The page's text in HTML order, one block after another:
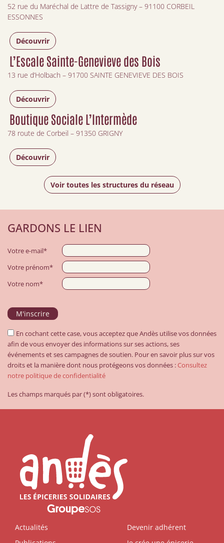
52 rue du Maréchal de Lattre de Tassigny – 91100 CORBEIL
ESSONNES
Découvrir
L’Escale Sainte-Genevieve des Bois
13 rue d’Holbach – 91700 SAINTE GENEVIEVE DES BOIS
Découvrir
Boutique Sociale L’Intermède
78 route de Corbeil – 91350 GRIGNY
Découvrir
Voir toutes les structures du réseau
GARDONS LE LIEN
Votre e-mail*
Votre prénom*
Votre nom*
En cochant cette case, vous acceptez que Andès utilise vos données
afin de vous envoyer des informations sur ses actions, ses
événements et ses campagnes de soutien. Pour en savoir plus sur vos
droits et la manière dont nous protégeons vos données :Consultez
notre politique de confidentialité
Les champs marqués par (*) sont obligatoires.
Actualités
Devenir adhérent